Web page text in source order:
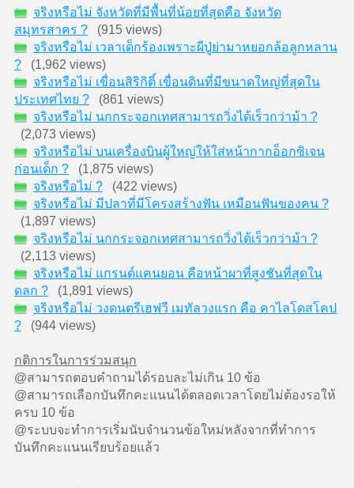
จริงหรือไม่ จังหวัดที่มีพื้นที่น้อยที่สุดคือ จังหวัด
สมุทรสาคร ?(915 views)
จริงหรือไม่ เวลาเด็กร้องเพราะผีปู่ย่ามาหยอกล้อลูกหลาน
?(1,962 views)
จริงหรือไม่ เขื่อนสิริกิติ์ เขื่อนดินที่มีขนาดใหญ่ที่สุดใน
ประเทศไทย ?(861 views)
จริงหรือไม่ นกกระจอกเทศสามารถวิ่งได้เร็วกว่าม้า ?
(2,073 views)
จริงหรือไม่ บนเครื่องบินผู้ใหญ่ให้ใส่หน้ากากอ็อกซิเจน
ก่อนเด็ก ?(1,875 views)
จริงหรือไม่ ?(422 views)
จริงหรือไม่ มีปลาที่มีโครงสร้างฟัน เหมือนฟันของคน ?
(1,897 views)
จริงหรือไม่ นกกระจอกเทศสามารถวิ่งได้เร็วกว่าม้า ?
(2,113 views)
จริงหรือไม่ แกรนด์แคนยอน คือหน้าผาที่สูงชันที่สุดใน
ดลก ?(1,891 views)
จริงหรือไม่ วงดนตรีเฮฟวี เมทัลวงแรก คือ คาไลโดสโคป
?(944 views)
กติการในการร่วมสนุก
@สามารถตอบคำถามได้รอบละไม่เกิน 10 ข้อ
@สามารถเลือกบันทึกคะแนนได้ตลอดเวลาโดยไม่ต้องรอให้
ครบ 10 ข้อ
@ระบบจะทำการเริ่มนับจำนวนข้อใหม่หลังจากที่ทำการ
บันทึกคะแนนเรียบร้อยแล้ว